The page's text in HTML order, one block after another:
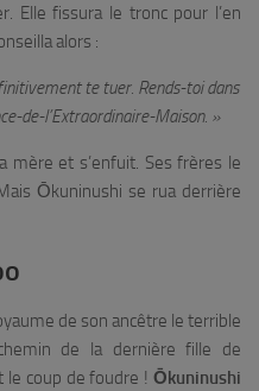
Elle fissura le tronc pour l’en
alors :
te tuer. Rends-toi dans
de-l’Extraordinaire-Maison. »
mère et s’enfuit. Ses frères le
Ōkuninushi se rua derrière
de son ancêtre le terrible
de la dernière fille de
le coup de foudre !Ōkuninushi